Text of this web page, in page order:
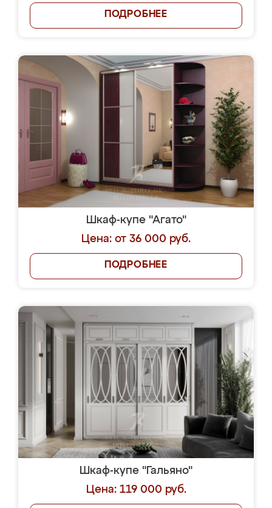
ПОДРОБНЕЕ
Шкаф-купе "Агато"
Цена: от 36 000 руб.
ПОДРОБНЕЕ
Шкаф-купе "Гальяно"
Цена: 119 000 руб.